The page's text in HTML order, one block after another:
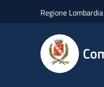
Regione Lombardia